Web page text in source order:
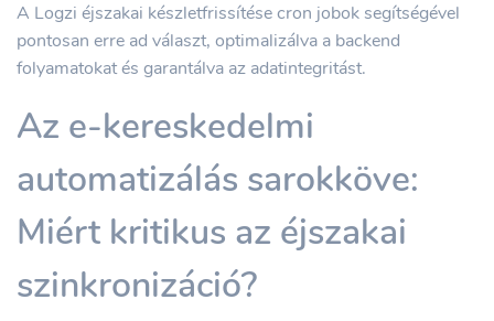
A Logzi éjszakai készletfrissítése cron jobok segítségével
pontosan erre ad választ, optimalizálva a backend
folyamatokat és garantálva az adatintegritást.
Az e-kereskedelmi
automatizálás sarokköve:
Miért kritikus az éjszakai
szinkronizáció?